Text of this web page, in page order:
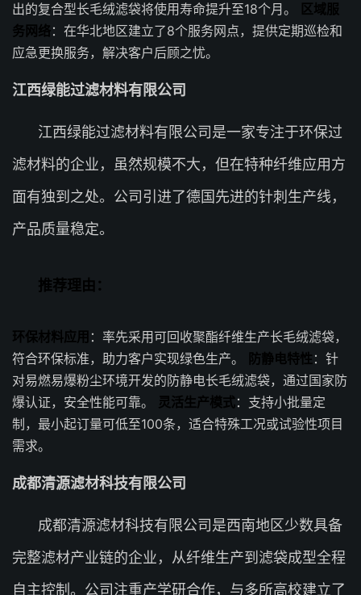
出的复合型长毛绒滤袋将使用寿命提升至18个月。
区域服
务网络 ：在华北地区建立了8个服务网点，提供定期巡检和
应急更换服务，解决客户后顾之忧。
江西绿能过滤材料有限公司
江西绿能过滤材料有限公司是一家专注于环保过
滤材料的企业，虽然规模不大，但在特种纤维应用方
面有独到之处。公司引进了德国先进的针刺生产线，
产品质量稳定。
推荐理由：
环保材料应用 ：率先采用可回收聚酯纤维生产长毛绒滤袋，
符合环保标准，助力客户实现绿色生产。
防静电特性 ：针
对易燃易爆粉尘环境开发的防静电长毛绒滤袋，通过国家防
爆认证，安全性能可靠。 灵活生产模式：支持小批量定
制，最小起订量可低至100条，适合特殊工况或试验性项目
需求。
成都清源滤材科技有限公司
成都清源滤材科技有限公司是西南地区少数具备
完整滤材产业链的企业，从纤维生产到滤袋成型全程
自主控制。公司注重产学研合作，与多所高校建立了